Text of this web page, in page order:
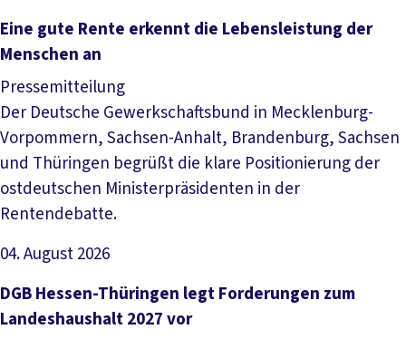
Eine gute Rente erkennt die Lebensleistung der
Menschen an
Pressemitteilung
Der Deutsche Gewerkschaftsbund in Mecklenburg-
Vorpommern, Sachsen-Anhalt, Brandenburg, Sachsen
und Thüringen begrüßt die klare Positionierung der
ostdeutschen Ministerpräsidenten in der
Rentendebatte.
04. August 2026
Artikel lesen
DGB Hessen-Thüringen legt Forderungen zum
Landeshaushalt 2027 vor